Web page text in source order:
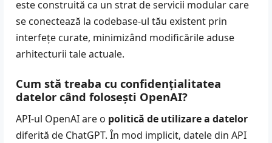
este construită ca un strat de servicii modular care
se conectează la codebase-ul tău existent prin
interfețe curate, minimizând modificările aduse
arhitecturii tale actuale.
Cum stă treaba cu confidențialitatea
datelor când folosești OpenAI?
API-ul OpenAI are o politică de utilizare a datelor
diferită de ChatGPT. În mod implicit, datele din API